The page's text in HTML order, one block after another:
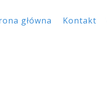
główna Kontakt